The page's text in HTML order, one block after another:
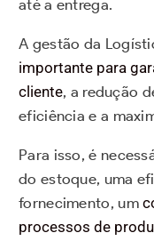
até a entrega.
A gestão da
importante para
cliente, a redução
eficiência e a
Para isso, é
do estoque, uma
fornecimento, um
processos de